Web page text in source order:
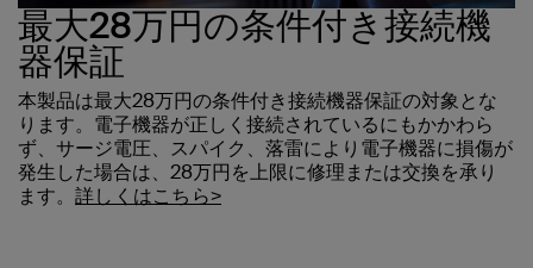
最大28万円の条件付き接続機
器保証
本製品は最大28万円の条件付き接続機器保証の対象とな
ります。電子機器が正しく接続されているにもかかわら
ず、サージ電圧、スパイク、落雷により電子機器に損傷が
発生した場合は、28万円を上限に修理または交換を承り
ます。 詳しくはこちら>